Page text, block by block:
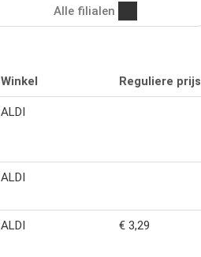
Alle filialen
Winkel Reguliere prijs
ALDI
ALDI
ALDI € 3,29